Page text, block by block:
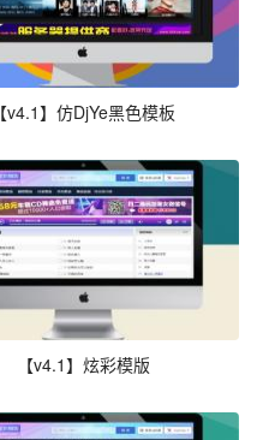
【v4.1】仿DjYe黑色模板
【v4.1】炫彩模版